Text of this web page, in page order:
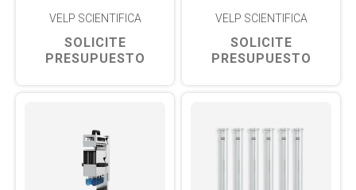
VELP SCIENTIFICA
SOLICITE
PRESUPUESTO
VELP SCIENTIFICA
SOLICITE
PRESUPUESTO